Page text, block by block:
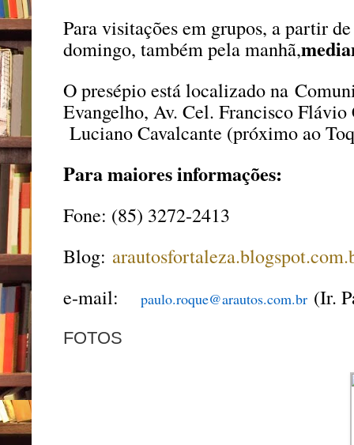
Para visitações em grupos, a partir
domingo, também pela manhã,
O presépio está localizado na
Evangelho, Av. Cel. Francisco
Luciano Cavalcante (próximo ao
Para maiores informações:
Fone: (85) 3272-2413
Blog:
e-mail:
paulo.roque@arautos.com.br (Ir.
FOTOS